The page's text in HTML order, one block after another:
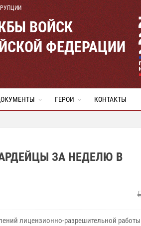
ВОЙСК
ФЕДЕРАЦИИ
ГЕРОИ КОНТАКТЫ
ЗА НЕДЕЛЮ В
лицензионно-разрешительной работы